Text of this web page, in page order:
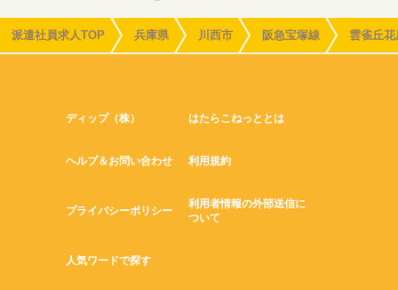
派遣社員求人TOP 兵庫県 川西市 阪急宝塚線 雲雀丘花
ディップ（株） はたらこねっととは
ヘルプ＆お問い合わせ 利用規約
プライバシーポリシー
利用者情報の外部送信に
ついて
人気ワードで探す